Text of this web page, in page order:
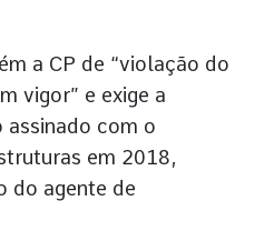
a CP de “violação do
vigor” e exige a
assinado com o
em 2018,
do agente de